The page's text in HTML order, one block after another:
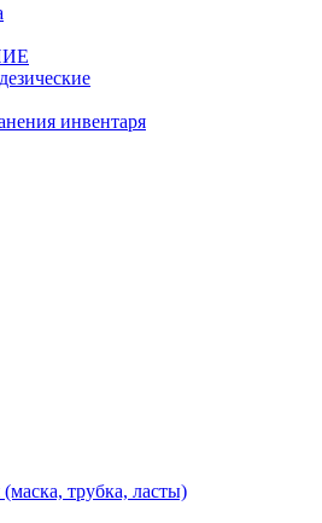
инвентаря
трубка, ласты)